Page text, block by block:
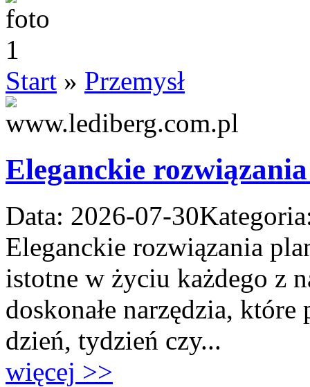
Start » Przemysł
Eleganckie
Data: 2026-07-30
Eleganckie rozwiązania
istotne w życiu każdego z
doskonałe narzędzia,
dzień, tydzień czy...
więcej >>